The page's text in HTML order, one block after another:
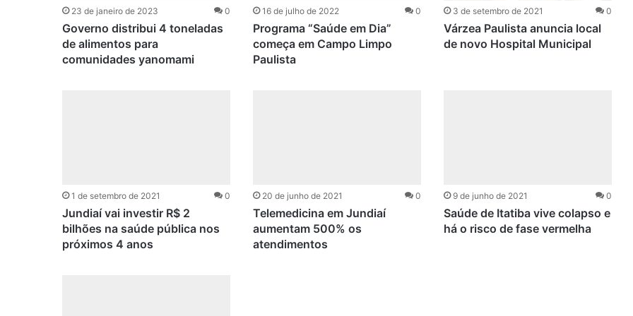
23 de janeiro de 2023 0
Governo distribui 4 toneladas
de alimentos para
comunidades yanomami
16 de julho de 2022 0
Programa “Saúde em Dia”
começa em Campo Limpo
Paulista
3 de setembro de 2021 0
Várzea Paulista anuncia local
de novo Hospital Municipal
1 de setembro de 2021 0
Jundiaí vai investir R$ 2
bilhões na saúde pública nos
próximos 4 anos
20 de junho de 2021 0
Telemedicina em Jundiaí
aumentam 500% os
atendimentos
9 de junho de 2021 0
Saúde de Itatiba vive colapso e
há o risco de fase vermelha